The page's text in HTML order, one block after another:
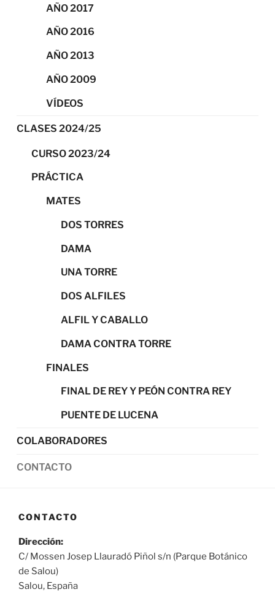
AÑO 2017
AÑO 2016
AÑO 2013
AÑO 2009
VÍDEOS
CLASES 2024/25
CURSO 2023/24
PRÁCTICA
MATES
DOS TORRES
DAMA
UNA TORRE
DOS ALFILES
ALFIL Y CABALLO
DAMA CONTRA TORRE
FINALES
FINAL DE REY Y PEÓN CONTRA REY
PUENTE DE LUCENA
COLABORADORES
CONTACTO
CONTACTO
Dirección:
C/ Mossen Josep Llauradó Piñol s/n (Parque Botánico
de Salou)
Salou, España